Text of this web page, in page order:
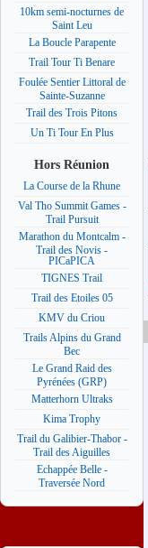
10km semi-nocturnes de
Saint Leu
La Boucle Parapente
Trail Tour Ti Benare
Foulée Sentier Littoral de
Sainte-Suzanne
Trail des Trois Pitons
Un Ti Tour En Plus
Hors Réunion
La Course de la Rhune
Val Tho Summit Games -
Trail Pursuit
Marathon du Montcalm -
Trail des Novis -
PICaPICA
TIGNES Trail
Trail des Etoiles 05
KMV du Criou
Trails Alpins du Grand
Bec
Le Grand Raid des
Pyrénées (GRP)
Matterhorn Ultraks
Kima Trophy
Trail du Galibier-Thabor -
Trail des Aiguilles
Echappée Belle -
Traversée Nord